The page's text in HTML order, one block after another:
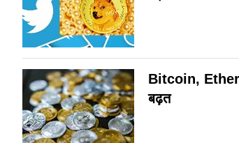
Bitcoin, Ether
बढ़त